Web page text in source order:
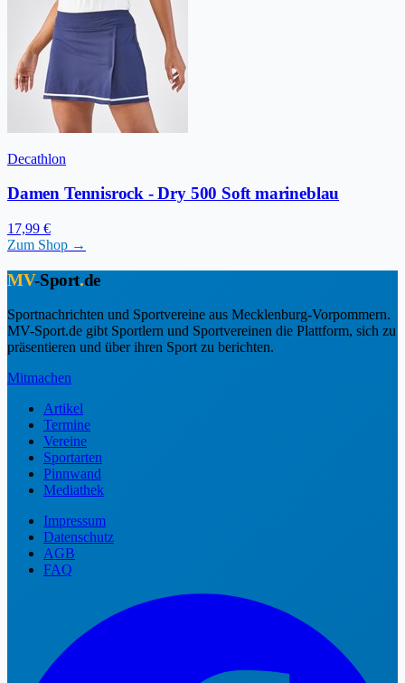
Decathlon
Damen Tennisrock - Dry 500 Soft marineblau
17,99 €
Zum Shop →
MV-Sport.de
Sportnachrichten und Sportvereine aus Mecklenburg-Vorpommern.
MV-Sport.de gibt Sportlern und Sportvereinen die Plattform, sich zu
präsentieren und über ihren Sport zu berichten.
Mitmachen
Artikel
Termine
Vereine
Sportarten
Pinnwand
Mediathek
Impressum
Datenschutz
AGB
FAQ